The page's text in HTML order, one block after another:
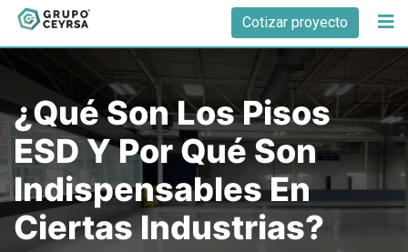
Cotizar proyecto
¿Qué Son Los Pisos
ESD Y Por Qué Son
Indispensables En
Ciertas Industrias?